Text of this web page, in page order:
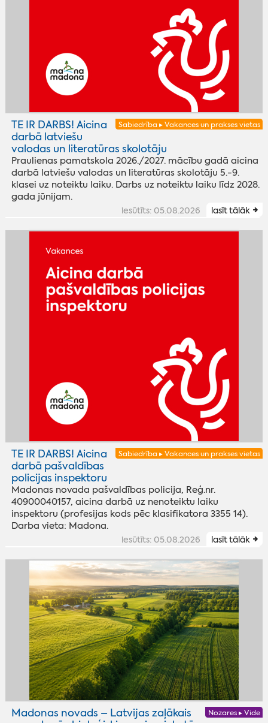
Sabiedrība ▸ Vakances un prakses vietas
TE IR DARBS! Aicina
darbā latviešu
valodas un literatūras skolotāju
Praulienas pamatskola 2026./2027. mācību gadā aicina
darbā latviešu valodas un literatūras skolotāju 5.-9.
klasei uz noteiktu laiku. Darbs uz noteiktu laiku līdz 2028.
gada jūnijam.
iesūtīts: 05.08.2026 lasīt tālāk
Sabiedrība ▸ Vakances un prakses vietas
TE IR DARBS! Aicina
darbā pašvaldības
policijas inspektoru
Madonas novada pašvaldības policija, Reģ.nr.
40900040157, aicina darbā uz nenoteiktu laiku
inspektoru (profesijas kods pēc klasifikatora 3355 14).
Darba vieta: Madona.
iesūtīts: 05.08.2026 lasīt tālāk
Nozares ▸ Vide
Madonas novads – Latvijas zaļākais